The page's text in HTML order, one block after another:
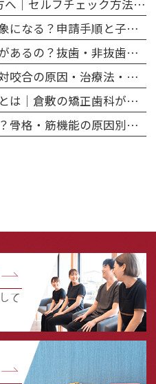
横顔のEラインが気になる方へ｜セルフチェック方法と歯並び・矯正との関係を解説
矯正治療は医療費控除の対象になる？申請手順と子ども・大人それぞれの注意点
矯正で本当に歯を抜く必要があるの？抜歯・非抜歯のメリット・デメリットを徹底比較
大人の受け口は治せる？反対咬合の原因・治療法・費用を矯正専門医が解説
顎のずれを放置するリスクとは｜倉敷の矯正歯科が解説する咬み合わせと健康の関係
子どもの歯並びは遺伝する？骨格・筋機能の原因別に矯正相談のタイミングを解説
て